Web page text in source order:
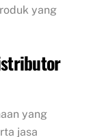
yang
yang
jasa